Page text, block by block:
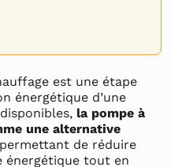
est une étape
énergétique d’une
la pompe à
une alternative
de réduire
énergétique tout en